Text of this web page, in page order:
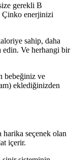
gerekli B
Çinko enerjinizi
sahip, daha
edin. Ve herhangi bir
bebeğiniz ve
eklediğinizden
seçenek olan
içerir.